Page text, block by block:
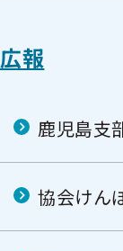
広報
鹿児島支
協会けん